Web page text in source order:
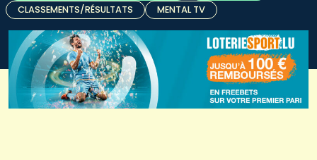
Quand les résultats de l'auto-complétion sont
CLASSEMENTS/RÉSULTATS
MENTAL TV